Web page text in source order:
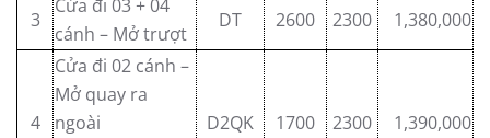
3
Cửa đi 03 + 04
cánh – Mở trượt
DT 2600 2300 1,380,000
4
Cửa đi 02 cánh –
Mở quay ra
ngoài
D2QK 1700 2300 1,390,000